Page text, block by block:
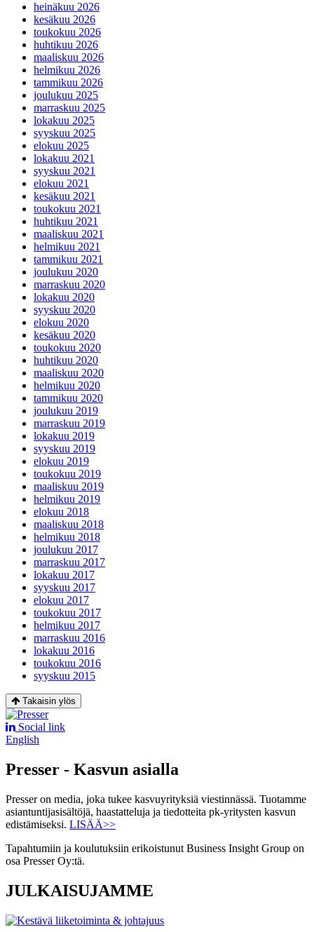
heinäkuu 2026
kesäkuu 2026
toukokuu 2026
huhtikuu 2026
maaliskuu 2026
helmikuu 2026
tammikuu 2026
joulukuu 2025
marraskuu 2025
lokakuu 2025
syyskuu 2025
elokuu 2025
lokakuu 2021
syyskuu 2021
elokuu 2021
kesäkuu 2021
toukokuu 2021
huhtikuu 2021
maaliskuu 2021
helmikuu 2021
tammikuu 2021
joulukuu 2020
marraskuu 2020
lokakuu 2020
syyskuu 2020
elokuu 2020
kesäkuu 2020
toukokuu 2020
huhtikuu 2020
maaliskuu 2020
helmikuu 2020
tammikuu 2020
joulukuu 2019
marraskuu 2019
lokakuu 2019
syyskuu 2019
elokuu 2019
toukokuu 2019
maaliskuu 2019
helmikuu 2019
elokuu 2018
maaliskuu 2018
helmikuu 2018
joulukuu 2017
marraskuu 2017
lokakuu 2017
syyskuu 2017
elokuu 2017
toukokuu 2017
helmikuu 2017
marraskuu 2016
lokakuu 2016
toukokuu 2016
syyskuu 2015
Takaisin ylös
Social link
English
Presser - Kasvun asialla
Presser on media, joka tukee kasvuyrityksiä viestinnässä. Tuotamme
asiantuntijasisältöjä, haastatteluja ja tiedotteita pk-yritysten kasvun
edistämiseksi. LISÄÄ>>
Tapahtumiin ja koulutuksiin erikoistunut Business Insight Group on
osa Presser Oy:tä.
JULKAISUJAMME